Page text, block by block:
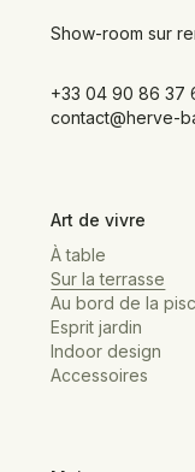
Show-room sur
+33 04 90 86 37
contact@herve-
Art de vivre
À table
Sur la terrasse
Au bord de la
Esprit jardin
Indoor design
Accessoires